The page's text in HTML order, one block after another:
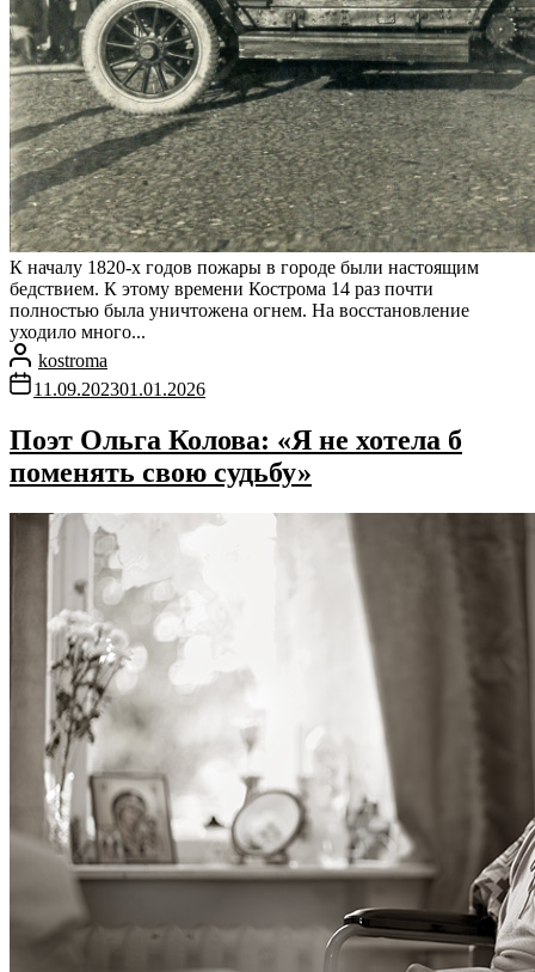
К началу 1820-х годов пожары в городе были настоящим
бедствием. К этому времени Кострома 14 раз почти
полностью была уничтожена огнем. На восстановление
уходило много...
kostroma
11.09.202301.01.2026
Поэт Ольга Колова: «Я не хотела б
поменять свою судьбу»